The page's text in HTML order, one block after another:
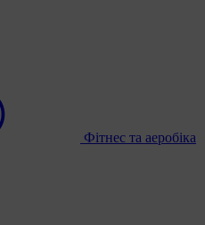
Фітнес та аеробіка